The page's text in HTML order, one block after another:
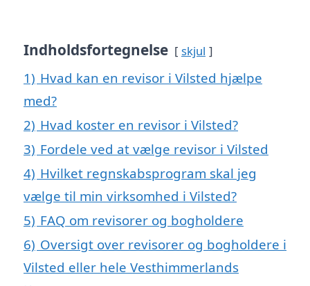
Indholdsfortegnelse skjul
1) Hvad kan en revisor i Vilsted hjælpe
med?
2) Hvad koster en revisor i Vilsted?
3) Fordele ved at vælge revisor i Vilsted
4) Hvilket regnskabsprogram skal jeg
vælge til min virksomhed i Vilsted?
5) FAQ om revisorer og bogholdere
6) Oversigt over revisorer og bogholdere i
Vilsted eller hele Vesthimmerlands